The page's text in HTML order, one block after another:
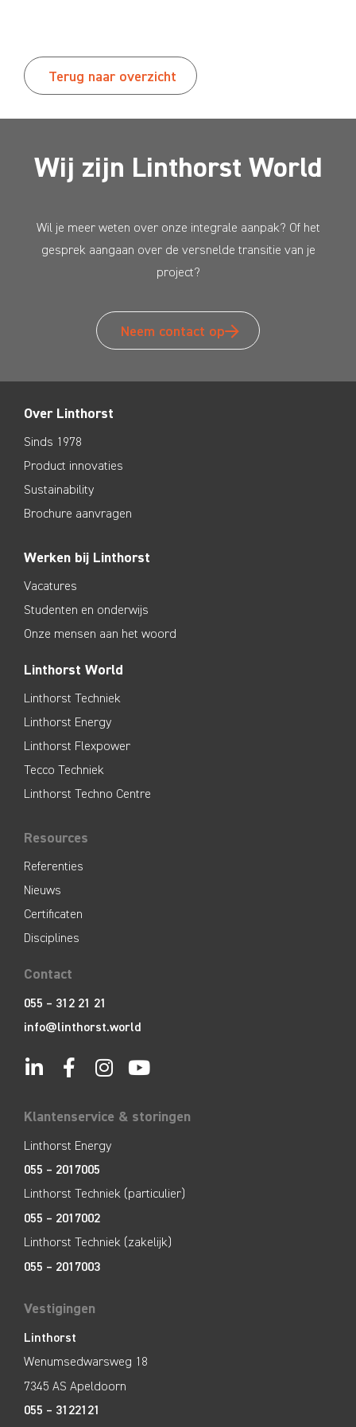
Terug naar overzicht
Wij zijn Linthorst World
Wil je meer weten over onze integrale aanpak? Of het
gesprek aangaan over de versnelde transitie van je
project?
Neem contact op
Over Linthorst
Sinds 1978
Product innovaties
Sustainability
Brochure aanvragen
Werken bij Linthorst
Vacatures
Studenten en onderwijs
Onze mensen aan het woord
Linthorst World
Linthorst Techniek
Linthorst Energy
Linthorst Flexpower
Tecco Techniek
Linthorst Techno Centre
Resources
Referenties
Nieuws
Certificaten
Disciplines
Contact
055 – 312 21 21
info@linthorst.world
Klantenservice & storingen
Linthorst Energy
055 – 2017005
Linthorst Techniek (particulier)
055 – 2017002
Linthorst Techniek (zakelijk)
055 – 2017003
Vestigingen
Linthorst
Wenumsedwarsweg 18
7345 AS Apeldoorn
055 – 3122121